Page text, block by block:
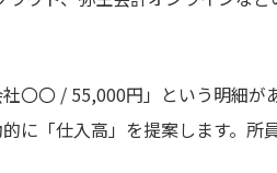
〇〇 / 55,000円」という明細
に「仕入高」を提案します。所